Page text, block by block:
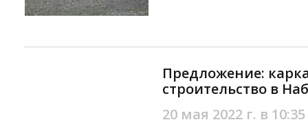
Предложение:
строительство в
20 мая 2022 г. в 10:35